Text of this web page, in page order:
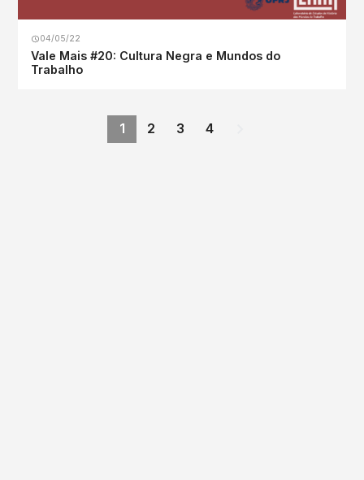
04/05/22
Vale Mais #20: Cultura Negra e Mundos do
Trabalho
1 2 3 4